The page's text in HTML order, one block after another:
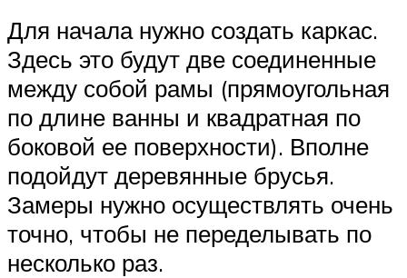
Для начала нужно создать каркас.
Здесь это будут две соединенные
между собой рамы (прямоугольная
по длине ванны и квадратная по
боковой ее поверхности). Вполне
подойдут деревянные брусья.
Замеры нужно осуществлять очень
точно, чтобы не переделывать по
несколько раз.